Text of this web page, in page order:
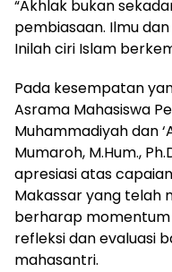
“Akhlak bukan
pembiasaan. Ilmu
Inilah ciri Islam
Pada kesempatan
Asrama Mahasiswa
Muhammadiyah dan
Mumaroh, M.Hum.,
apresiasi atas
Makassar yang telah
berharap momentum
refleksi dan evaluasi
mahasantri.